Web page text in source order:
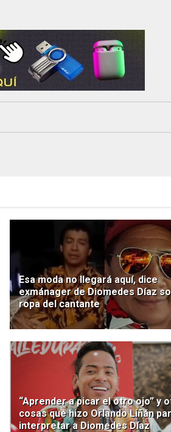
Esa moda no llegará aquí, dice
exmánager de Diomedes Díaz
ropa del cantante
“Aprender a picar el otro ojo” y
cosas que hizo Orlando Liñán
interpretar a Diomedes Díaz